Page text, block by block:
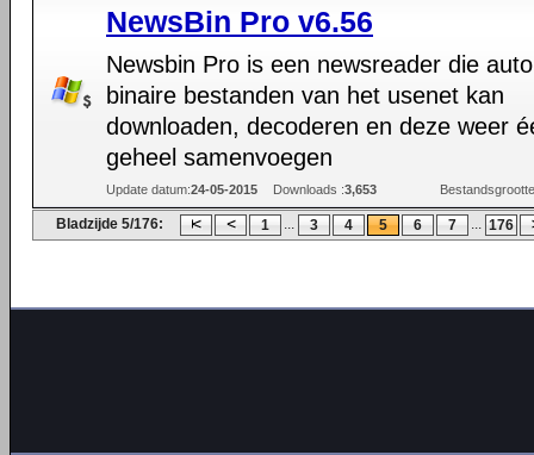
NewsBin Pro v6.56
Newsbin Pro is een newsreader die
binaire bestanden van het usenet kan
downloaden, decoderen en deze weer
geheel samenvoegen
Update datum:24-05-2015 Downloads :3,653
Bladzijde 5/176: 1 ... 3 4 5 6 7 ... 176